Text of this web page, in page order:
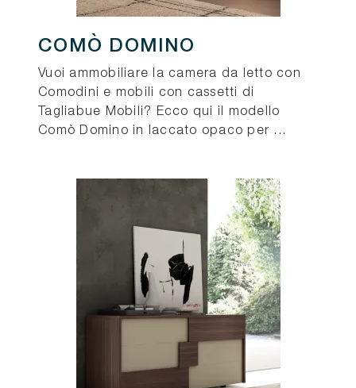
COMÒ DOMINO
Vuoi ammobiliare la camera da letto con
Comodini e mobili con cassetti di
Tagliabue Mobili? Ecco qui il modello
Comò Domino in laccato opaco per ...